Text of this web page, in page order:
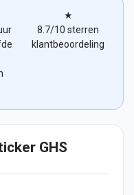
★
8.7/10 sterren
klantbeoordeling
GHS